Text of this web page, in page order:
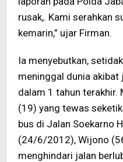
rusak,. Kami serahkan
kemarin,” ujar Firman.
Ia menyebutkan,
meninggal dunia akibat
dalam 1 tahun terakhir.
(19) yang tewas
bus di Jalan Soekarno
(24/6/2012), Wijono
menghindari jalan